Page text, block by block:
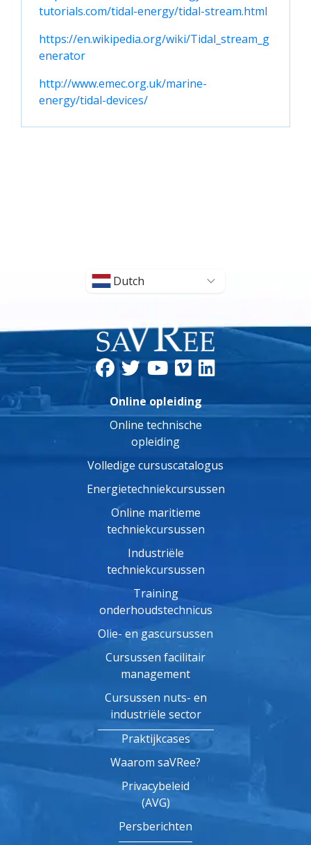
tutorials.com/tidal-energy/tidal-stream.html
https://en.wikipedia.org/wiki/Tidal_stream_g
enerator
http://www.emec.org.uk/marine-
energy/tidal-devices/
Dutch
Online opleiding
Online technische
opleiding
Volledige cursuscatalogus
Energietechniekcursussen
Online maritieme
techniekcursussen
Industriële
techniekcursussen
Training
onderhoudstechnicus
Olie- en gascursussen
Cursussen facilitair
management
Cursussen nuts- en
industriële sector
Praktijkcases
Waarom saVRee?
Privacybeleid
(AVG)
Persberichten